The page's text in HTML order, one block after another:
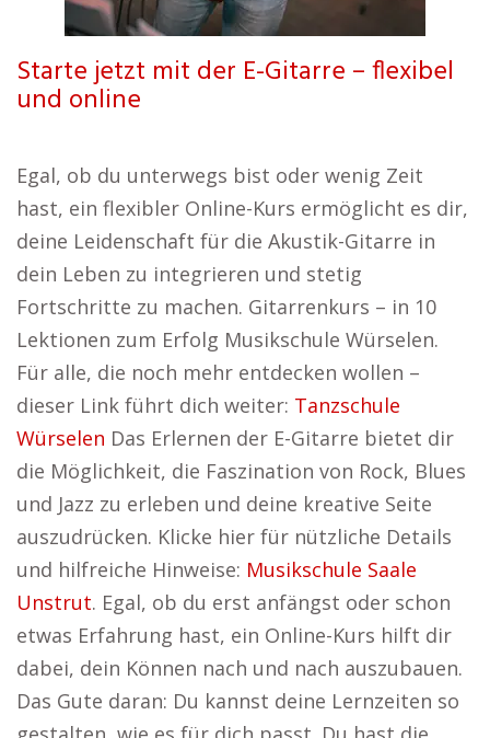
Starte jetzt mit der E-Gitarre – flexibel
und online
Egal, ob du unterwegs bist oder wenig Zeit
hast, ein flexibler Online-Kurs ermöglicht es dir,
deine Leidenschaft für die Akustik-Gitarre in
dein Leben zu integrieren und stetig
Fortschritte zu machen. Gitarrenkurs – in 10
Lektionen zum Erfolg Musikschule Würselen.
Für alle, die noch mehr entdecken wollen –
dieser Link führt dich weiter: Tanzschule
Würselen Das Erlernen der E-Gitarre bietet dir
die Möglichkeit, die Faszination von Rock, Blues
und Jazz zu erleben und deine kreative Seite
auszudrücken. Klicke hier für nützliche Details
und hilfreiche Hinweise: Musikschule Saale
Unstrut. Egal, ob du erst anfängst oder schon
etwas Erfahrung hast, ein Online-Kurs hilft dir
dabei, dein Können nach und nach auszubauen.
Das Gute daran: Du kannst deine Lernzeiten so